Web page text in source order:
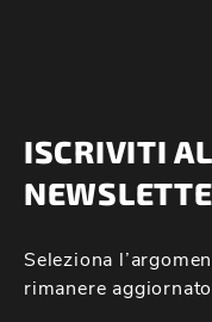
ISCRIVITI
Seleziona
rimanere